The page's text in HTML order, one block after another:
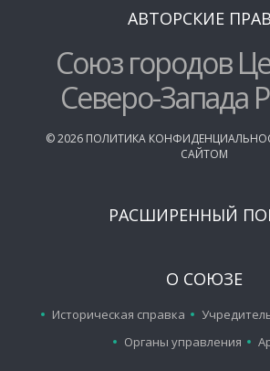
АВТОРСКИЕ
Союз городов
Северо-Запада
©2026 ПОЛИТИКА
САЙТОМ
РАСШИРЕННЫЙ
О СОЮЗЕ
Историческая справка
Органы управления